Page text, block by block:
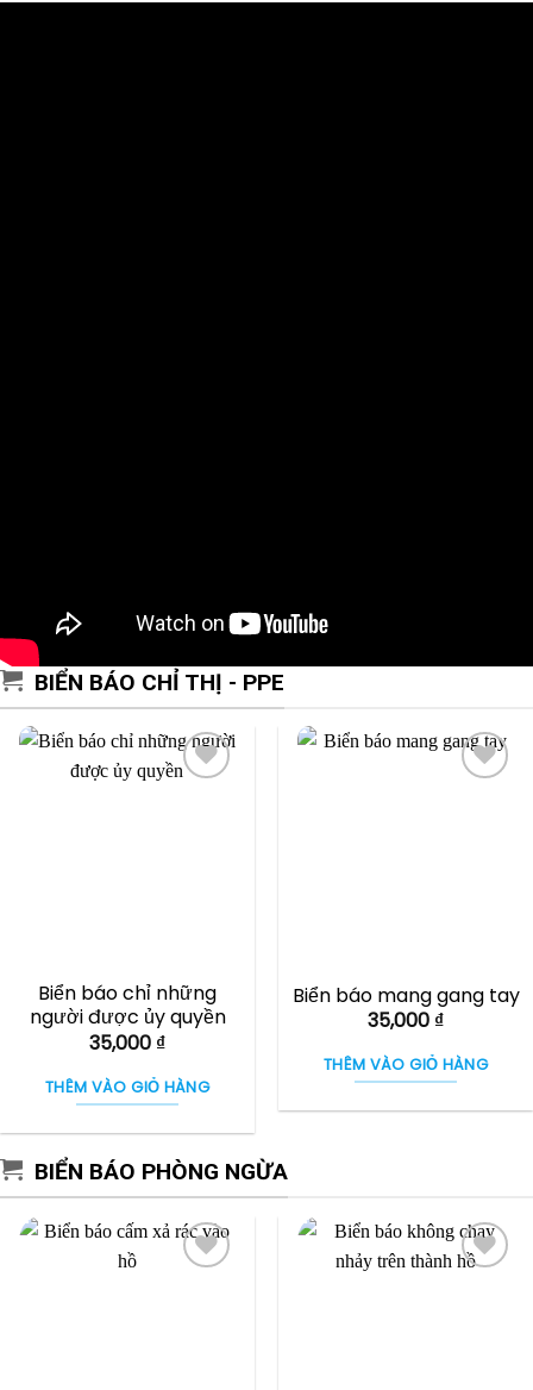
BIỂN BÁO CHỈ THỊ - PPE
Biển báo chỉ những
người được ủy quyền
35,000 ₫
THÊM VÀO GIỎ HÀNG
Biển báo mang gang tay
35,000 ₫
THÊM VÀO GIỎ HÀNG
BIỂN BÁO PHÒNG NGỪA